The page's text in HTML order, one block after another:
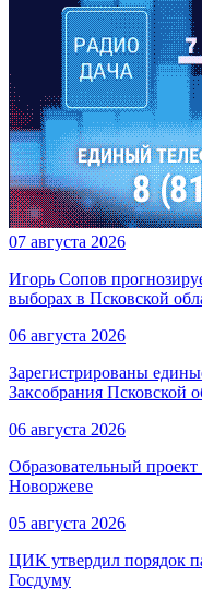
07 августа 2026
Игорь Сопов
выборах в Псковской
06 августа 2026
Зарегистрированы
Заксобрания Псковской
06 августа 2026
Образовательный
Новоржеве
05 августа 2026
ЦИК утвердил порядок
Госдуму